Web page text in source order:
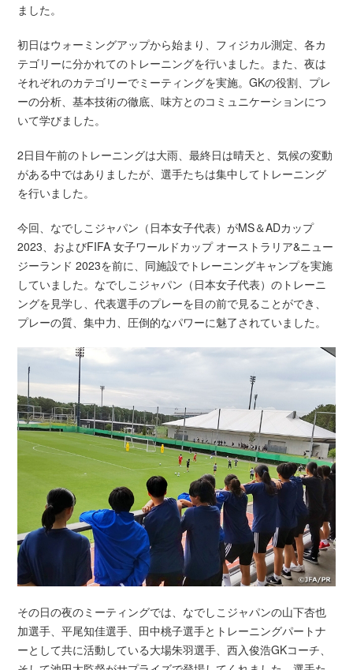
ました。
初日はウォーミングアップから始まり、フィジカル測定、各カ
テゴリーに分かれてのトレーニングを行いました。また、夜は
それぞれのカテゴリーでミーティングを実施。GKの役割、プレ
ーの分析、基本技術の徹底、味方とのコミュニケーションにつ
いて学びました。
2日目午前のトレーニングは大雨、最終日は晴天と、気候の変動
がある中ではありましたが、選手たちは集中してトレーニング
を行いました。
今回、なでしこジャパン（日本女子代表）がMS＆ADカップ
2023、およびFIFA 女子ワールドカップ オーストラリア&ニュー
ジーランド 2023を前に、同施設でトレーニングキャンプを実施
していました。なでしこジャパン（日本女子代表）のトレーニ
ングを見学し、代表選手のプレーを目の前で見ることができ、
プレーの質、集中力、圧倒的なパワーに魅了されていました。
その日の夜のミーティングでは、なでしこジャパンの山下杏也
加選手、平尾知佳選手、田中桃子選手とトレーニングパートナ
ーとして共に活動している大場朱羽選手、西入俊浩GKコーチ、